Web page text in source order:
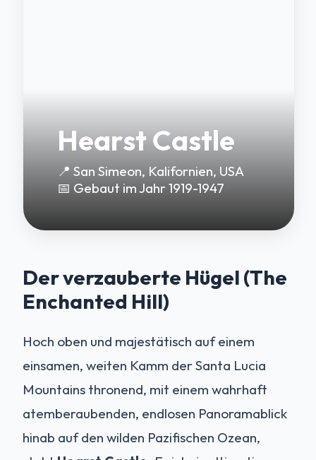
Hearst Castle
📍 San Simeon, Kalifornien, USA
📅 Gebaut im Jahr 1919-1947
Der verzauberte Hügel (The
Enchanted Hill)
Hoch oben und majestätisch auf einem
einsamen, weiten Kamm der Santa Lucia
Mountains thronend, mit einem wahrhaft
atemberaubenden, endlosen Panoramablick
hinab auf den wilden Pazifischen Ozean,